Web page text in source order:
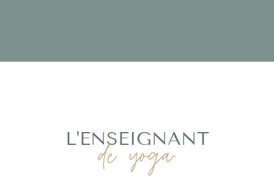
L'ENSEIGNANT
de yoga-